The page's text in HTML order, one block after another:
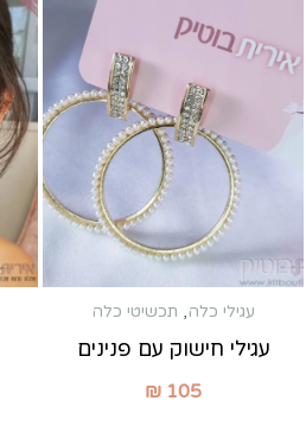
עגילי כלה, תכשיטי כלה
עגילי חישוק עם פנינים
₪ 105